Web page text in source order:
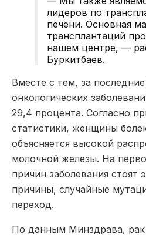
лидеров по
печени. Основная
трансплантаций
нашем центре, —
Буркитбаев.
Вместе с тем, за
онкологических
29,4 процента. Согласно
статистики, женщины
объясняется высокой
молочной железы. На
причин заболевания стоят
причины, случайные
переход.
По данным Минздрава, рак